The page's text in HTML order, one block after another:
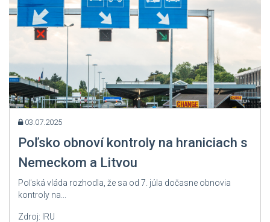
03.07.2025
Poľsko obnoví kontroly na hraniciach s
Nemeckom a Litvou
Poľská vláda rozhodla, že sa od 7. júla dočasne obnovia
kontroly na...
Zdroj: IRU